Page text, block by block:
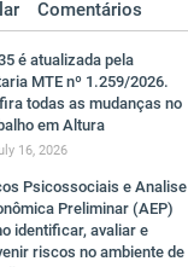
Comentários
é atualizada pela
MTE nº 1.259/2026.
todas as mudanças no
em Altura
16, 2026
Psicossociais e Analise
Preliminar (AEP)
identificar, avaliar e
riscos no ambiente de